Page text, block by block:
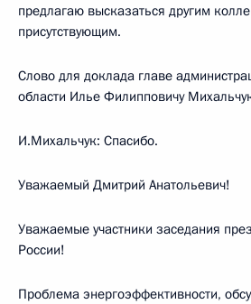
предлагаю высказаться другим
присутствующим.
Слово для доклада главе
области Илье Филипповичу
И.Михальчук: Спасибо.
Уважаемый Дмитрий Анатольевич!
Уважаемые участники заседания
России!
Проблема энергоэффективности,